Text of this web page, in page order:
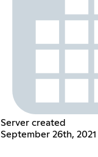
Server created
September 26th, 2021